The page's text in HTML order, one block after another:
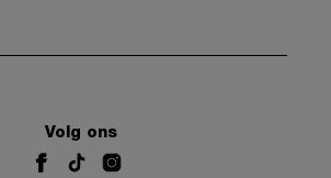
Volg ons